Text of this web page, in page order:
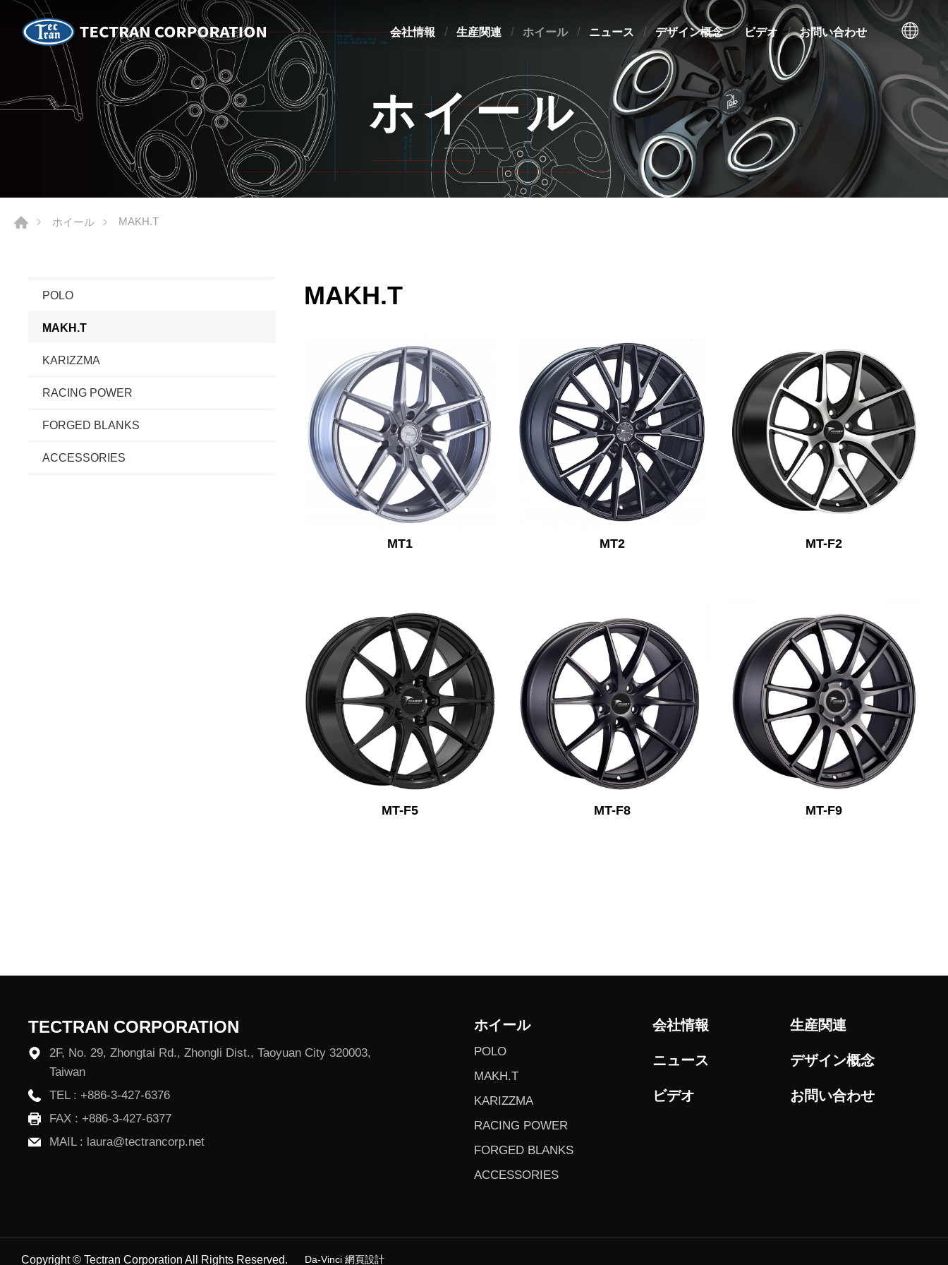
会社情報 生産関連 ホイール ニュース デザイン概念 ビデオ お問い合わせ
ホイール
ホイール MAKH.T
POLO
MAKH.T
KARIZZMA
RACING POWER
FORGED BLANKS
ACCESSORIES
MAKH.T
MT1 MT2 MT-F2
MT-F5 MT-F8 MT-F9
ホイール
POLO
MAKH.T
KARIZZMA
RACING POWER
FORGED BLANKS
ACCESSORIES
会社情報 生産関連
ニュース デザイン概念
ビデオ お問い合わせ
TECTRAN CORPORATION
2F, No. 29, Zhongtai Rd., Zhongli Dist., Taoyuan City 320003,
Taiwan
TEL : +886-3-427-6376
FAX : +886-3-427-6377
MAIL : laura@tectrancorp.net
Copyright © Tectran Corporation All Rights Reserved. Da-Vinci 網頁設計